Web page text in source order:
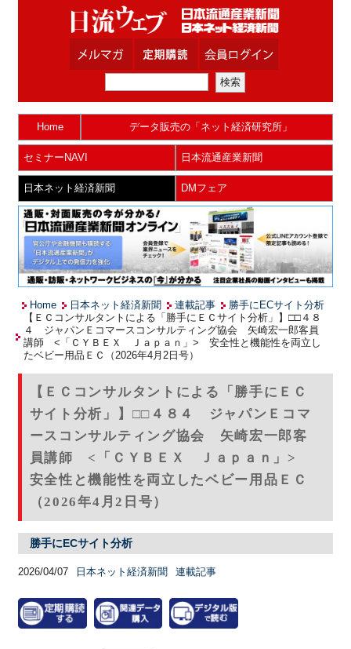
Home データ販売の「ネット経済研究所」
セミナーNAVI 日本流通産業新聞
日本ネット経済新聞 DMフェア
Home 日本ネット経済新聞 連載記事
勝手にECサイト分析
【ＥＣコンサルタントによる「勝手にＥＣサイト分析」】□□４８
４ ジャパンＥコマースコンサルティング協会 矢崎宏一郎客員
講師 <「ＣＹＢＥＸ Ｊａｐａｎ」> 安全性と機能性を両立し
たベビー用品ＥＣ（2026年4月2日号）
【ＥＣコンサルタントによる「勝手にＥＣ
サイト分析」】□□４８４ ジャパンＥコマ
ースコンサルティング協会 矢崎宏一郎客
員講師 <「ＣＹＢＥＸ Ｊａｐａｎ」>
安全性と機能性を両立したベビー用品ＥＣ
（2026年4月2日号）
勝手にECサイト分析
2026/04/07 日本ネット経済新聞 連載記事